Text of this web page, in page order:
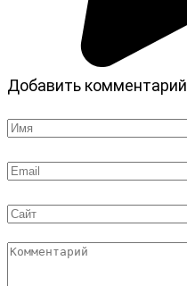
Добавить комментарий
Имя
Email
Сайт
Комментарий